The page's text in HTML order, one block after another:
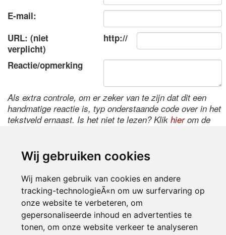
Wij gebruiken cookies
Wij maken gebruik van cookies en andere
tracking-technologieÃ«n om uw surfervaring op
onze website te verbeteren, om
gepersonaliseerde inhoud en advertenties te
tonen, om onze website verkeer te analyseren
E-mail:
URL: (niet
verplicht)
http://
Reactie/opmerking
Als extra controle, om er zeker van te zijn dat dit een
handmatige reactie is, typ onderstaande code over in het
tekstveld ernaast. Is het niet te lezen? Klik hierom de